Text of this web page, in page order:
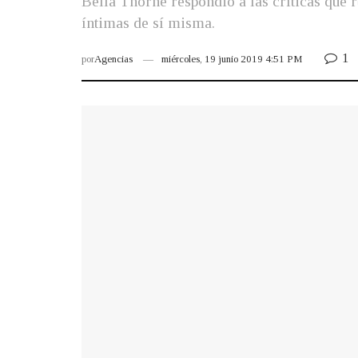
íntimas de sí misma.
porAgencias miércoles, 19 junio 2019 4:51 PM 1